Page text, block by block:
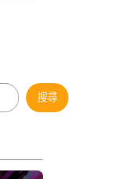
搜尋